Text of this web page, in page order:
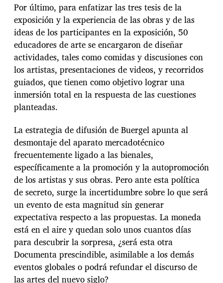
Por último, para enfatizar las tres tesis de la
exposición y la experiencia de las obras y de las
ideas de los participantes en la exposición, 50
educadores de arte se encargaron de diseñar
actividades, tales como comidas y discusiones con
los artistas, presentaciones de videos, y recorridos
guiados, que tienen como objetivo lograr una
inmersión total en la respuesta de las cuestiones
planteadas.
La estrategia de difusión de Buergel apunta al
desmontaje del aparato mercadotécnico
frecuentemente ligado a las bienales,
específicamente a la promoción y la autopromoción
de los artistas y sus obras. Pero ante esta política
de secreto, surge la incertidumbre sobre lo que será
un evento de esta magnitud sin generar
expectativa respecto a las propuestas. La moneda
está en el aire y quedan solo unos cuantos días
para descubrir la sorpresa, ¿será esta otra
Documenta prescindible, asimilable a los demás
eventos globales o podrá refundar el discurso de
las artes del nuevo siglo?